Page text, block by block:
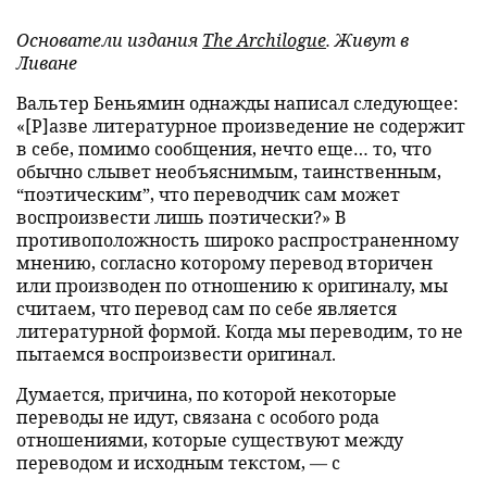
Основатели издания The Archilogue. Живут в
Ливане
Вальтер Беньямин однажды написал следующее:
«[Р]азве литературное произведение не содержит
в себе, помимо сообщения, нечто еще… то, что
обычно слывет необъяснимым, таинственным,
“поэтическим”, что переводчик сам может
воспроизвести лишь поэтически?» В
противоположность широко распространенному
мнению, согласно которому перевод вторичен
или производен по отношению к оригиналу, мы
считаем, что перевод сам по себе является
литературной формой. Когда мы переводим, то не
пытаемся воспроизвести оригинал.
Думается, причина, по которой некоторые
переводы не идут, связана с особого рода
отношениями, которые существуют между
переводом и исходным текстом, — с